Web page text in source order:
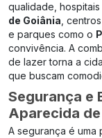
qualidade,
de Goiânia ,
e parques como o
convivência. A
de lazer torna a
que buscam
Segurança e
Aparecida
A segurança é uma